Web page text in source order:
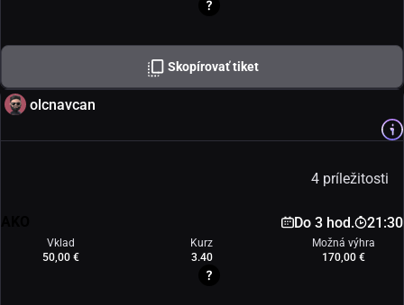
Skopírovať tiket
olcnavcan
4 príležitosti
Do 3 hod. 21:30
Vklad
50,00 €
Kurz
3.40
Možná výhra
170,00 €